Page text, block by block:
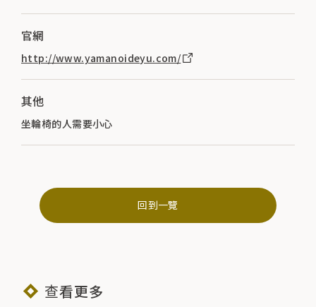
官網
http://www.yamanoideyu.com/
其他
坐輪椅的人需要小心
回到一覽
查看更多